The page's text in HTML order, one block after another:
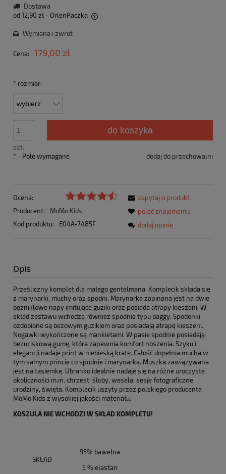
Dostawa
od 12,90 zł - OrlenPaczka
Wymiana i zwrot
Cena: 179,00 zł
* rozmiar:
szt.
do koszyka
dodaj do przechowalni
* - Pole wymagane
Ocena:
Producent:
MoMo Kids
Kod produktu:
E04A-7485F
zapytaj o produkt
poleć znajomemu
dodaj opinię
Opis
Prześliczny komplet dla małego gentelmana. Komplecik składa się
z marynarki, muchy oraz spodni. Marynarka zapinana jest na dwie
bezniklowe napy imitujące guziki oraz posiada atrapy kieszeni. W
skład zestawu wchodzą również spodnie typu baggy. Spodenki
ozdobione są beżowym guzikiem oraz posiadają atrapę kieszeni.
Nogawki wykończone są mankietami. W pasie spodnie posiadają
bezuciskową gumę, która zapewnia komfort noszenia. Szyku i
elegancji nadaje print w niebieską kratę. Całość dopełnia mucha w
tym samym princie co spodnie i marynarka. Muszka zawiązywana
jest na tasiemkę. Ubranko idealnie nadaje się na różne uroczyste
okoliczności m.in. chrzest, śluby, wesela, sesje fotograficzne,
urodziny, święta. Komplecik uszyty przez polskiego producenta
MoMo Kids z wysokiej jakości materiału.
KOSZULA NIE WCHODZI W SKŁAD KOMPLETU!
SKŁAD
95% bawełna
5 % elastan